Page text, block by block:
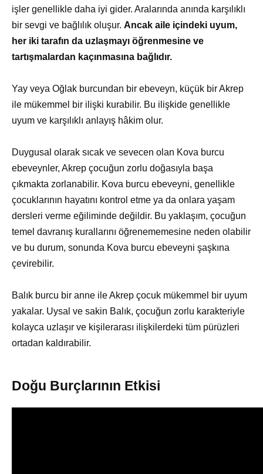
işler genellikle daha iyi gider. Aralarında anında karşılıklı
bir sevgi ve bağlılık oluşur. Ancak aile içindeki uyum,
her iki tarafın da uzlaşmayı öğrenmesine ve
tartışmalardan kaçınmasına bağlıdır.
Yay veya Oğlak burcundan bir ebeveyn, küçük bir Akrep
ile mükemmel bir ilişki kurabilir. Bu ilişkide genellikle
uyum ve karşılıklı anlayış hâkim olur.
Duygusal olarak sıcak ve sevecen olan Kova burcu
ebeveynler, Akrep çocuğun zorlu doğasıyla başa
çıkmakta zorlanabilir. Kova burcu ebeveyni, genellikle
çocuklarının hayatını kontrol etme ya da onlara yaşam
dersleri verme eğiliminde değildir. Bu yaklaşım, çocuğun
temel davranış kurallarını öğrenememesine neden olabilir
ve bu durum, sonunda Kova burcu ebeveyni şaşkına
çevirebilir.
Balık burcu bir anne ile Akrep çocuk mükemmel bir uyum
yakalar. Uysal ve sakin Balık, çocuğun zorlu karakteriyle
kolayca uzlaşır ve kişilerarası ilişkilerdeki tüm pürüzleri
ortadan kaldırabilir.
Doğu Burçlarının Etkisi